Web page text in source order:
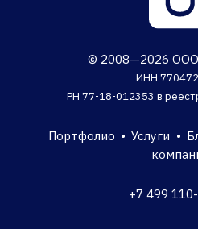
© 2008—2026
ИНН
РН 77-18-012353 в
Портфолио • Услуги •
+7 499